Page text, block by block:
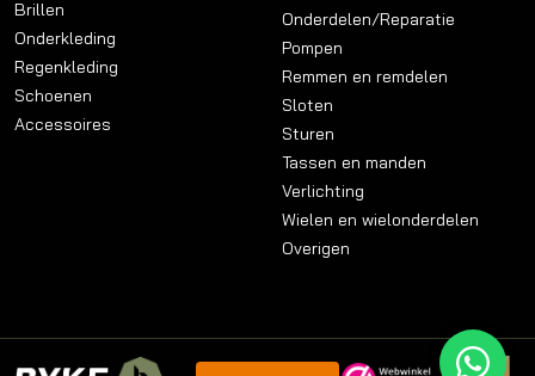
Brillen
Onderkleding
Regenkleding
Schoenen
Accessoires
Onderdelen/Reparatie
Pompen
Remmen en remdelen
Sloten
Sturen
Tassen en manden
Verlichting
Wielen en wielonderdelen
Overigen